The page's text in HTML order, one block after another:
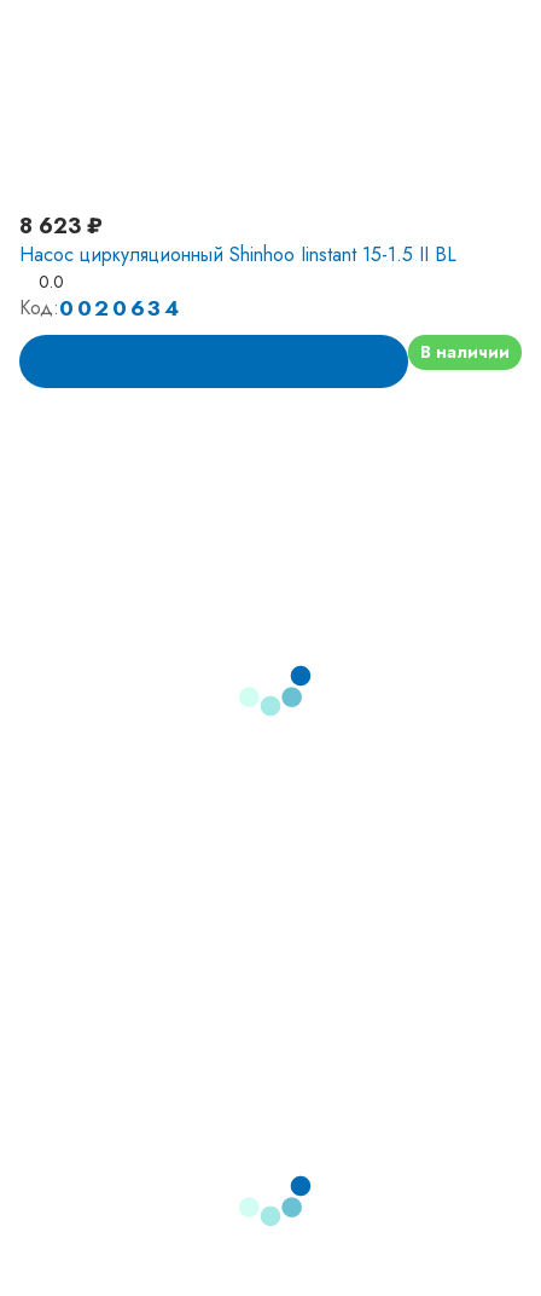
8 623 ₽
Насос циркуляционный Shinhoo Iinstant 15-1.5 II BL
0.0
Код:0020634
В наличии